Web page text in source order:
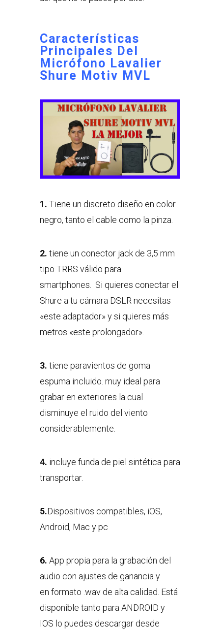
Características
Principales Del
Micrófono Lavalier
Shure Motiv MVL
1. Tiene un discreto diseño en color
negro, tanto el cable como la pinza.
2. tiene un conector jack de 3,5 mm
tipo TRRS válido para
smartphones. Si quieres conectar el
Shure a tu cámara DSLR necesitas
«este adaptador» y si quieres más
metros «este prolongador».
3. tiene paravientos de goma
espuma incluido. muy ideal para
grabar en exteriores la cual
disminuye el ruido del viento
considerablemente.
4. incluye funda de piel sintética para
transportar.
5.Dispositivos compatibles, iOS,
Android, Mac y pc
6. App propia para la grabación del
audio con ajustes de ganancia y
en formato .wav de alta calidad. Está
disponible tanto para ANDROID y
IOS lo puedes descargar desde